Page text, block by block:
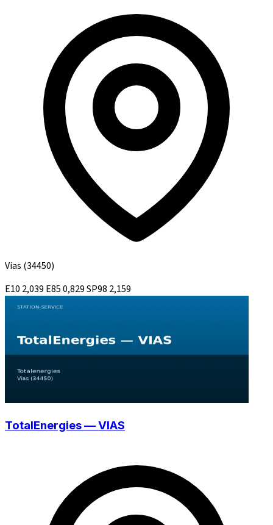
Vias (34450)
E10 2,039 E850,829SP98 2,159
TotalEnergies — VIAS